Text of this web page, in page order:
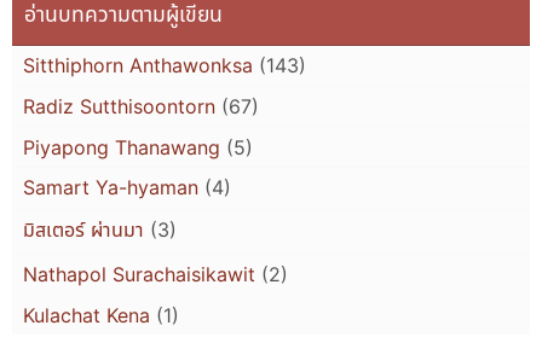
อ่านบทความตามผู้เขียน
Sitthiphorn Anthawonksa (143)
Radiz Sutthisoontorn (67)
Piyapong Thanawang (5)
Samart Ya-hyaman (4)
มิสเตอร์ ผ่านมา (3)
Nathapol Surachaisikawit (2)
Kulachat Kena (1)